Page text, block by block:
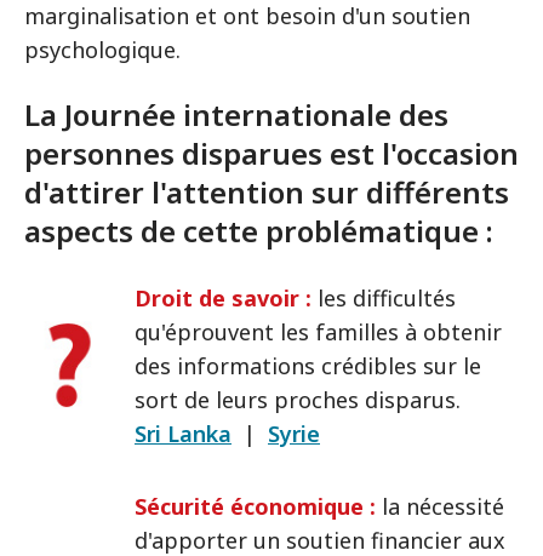
marginalisation et ont besoin d'un soutien
psychologique.
La Journée internationale des
personnes disparues est l'occasion
d'attirer l'attention sur différents
aspects de cette problématique :
Droit de savoir : les difficultés
qu'éprouvent les familles à obtenir
des informations crédibles sur le
sort de leurs proches disparus.
Sri Lanka | Syrie
Sécurité économique : la nécessité
d'apporter un soutien financier aux